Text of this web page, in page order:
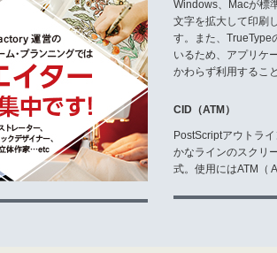
Windows、Macが標
文字を拡大して印刷
す。また、TrueType
いるため、アプリケ
かわらず利用するこ
CID（ATM）
PostScriptアウトラ
かなラインのスクリ
式。使用にはATM（